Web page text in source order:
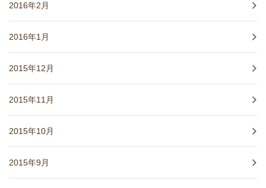
2016年2月
2016年1月
2015年12月
2015年11月
2015年10月
2015年9月